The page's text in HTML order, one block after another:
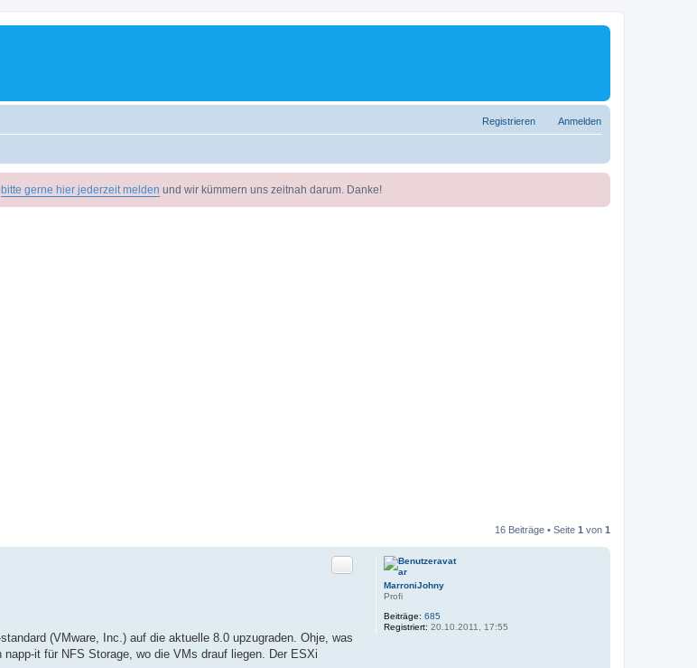
Anmelden
Registrieren
bitte gerne hier jederzeit melden und wir kümmern uns zeitnah darum. Danke!
16 Beiträge • Seite 1 von 1
MarroniJohny
Profi
Beiträge: 685
Registriert: 20.10.2011, 17:55
Zitat
(VMware, Inc.) auf die aktuelle 8.0 upzugraden. Ohje, was
it für NFS Storage, wo die VMs drauf liegen. Der ESXi